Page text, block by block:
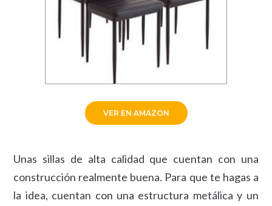
VER EN AMAZON
Unas sillas de alta calidad que cuentan con una
construcción realmente buena. Para que te hagas a
la idea, cuentan con una estructura metálica y un